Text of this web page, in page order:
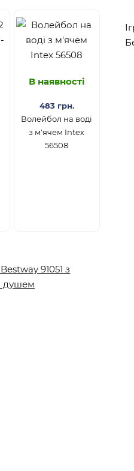
В наявності
483 грн.
Волейбол на воді
з м'ячем Intex
56508